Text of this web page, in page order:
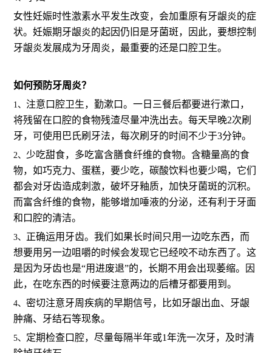
女性妊娠时性激素水平发生改变，会加重原有牙龈炎的症
状。妊娠期牙龈炎的起因仍旧是牙菌斑，因此，要想控制
牙龈炎发展成为牙周炎，最重要的还是口腔卫生。
如何预防牙周炎？
1、注意口腔卫生，勤漱口。一日三餐后都要进行漱口，
将残留在口腔的食物残渣尽量冲洗出去。每天早晚2次刷
牙，可使用巴氏刷牙法，每次刷牙的时间不少于3分钟。
2、 少吃甜食，多吃富含膳食纤维的食物。含糖量高的食
物，如巧克力、蛋糕，要少吃，碳酸饮料也要少喝，它们
都会对牙齿造成刺激，破坏牙釉质，加快牙菌斑的沉积。
而富含纤维的食物，能够增加唾液的分泌，还有利于牙面
和口腔的清洁。
3、 正确运用牙齿。我们如果长时间只用一边吃东西，而
想要用另一边咀嚼的时候会发现它已经咬不动东西了。这
是因为牙齿也是“用进废退”的，长期不用会出现萎缩。因
此，在吃东西的时候要注意两边的后槽牙都要用到。
4、 密切注意牙周疾病的早期信号，比如牙龈出血、牙龈
肿痛、牙结石等现象。
5、 定期检查口腔，尽量每隔半年或1年洗一次牙，及时清